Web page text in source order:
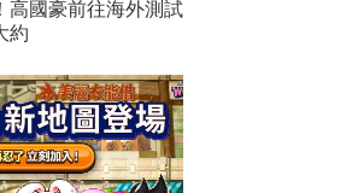
高國豪前往海外測試
約